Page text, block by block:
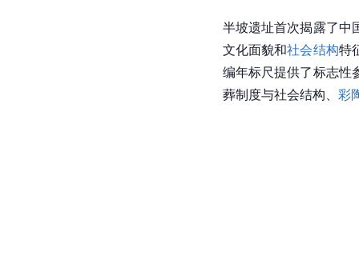
半坡遗址首次揭露了中
文化面貌和社会结构特
编年标尺提供了标志性
葬制度与社会结构、 彩